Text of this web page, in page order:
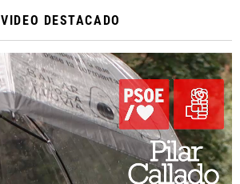
VIDEO DESTACADO